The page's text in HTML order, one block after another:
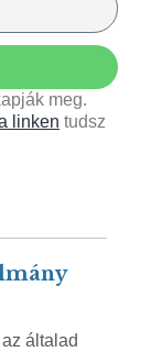
meg.
linken tudsz
általad